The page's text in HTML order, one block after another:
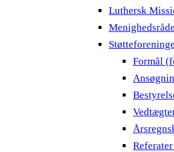
Luthersk
Formål